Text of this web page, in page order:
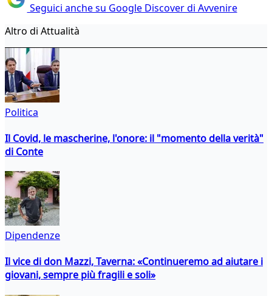
Seguici anche su Google Discover di Avvenire
Altro di Attualità
Politica
Il Covid, le mascherine, l'onore: il "momento della verità"
di Conte
Dipendenze
Il vice di don Mazzi, Taverna: «Continueremo ad aiutare i
giovani, sempre più fragili e soli»